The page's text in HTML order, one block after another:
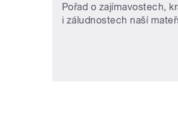
Pořad o zajímavostech,
i záludnostech naší